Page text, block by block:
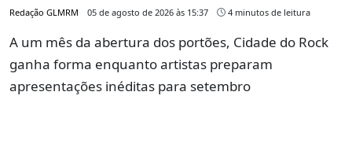
Redação GLMRM 05 de agosto de 2026 às 15:37 4 minutos de leitura
A um mês da abertura dos portões, Cidade do Rock
ganha forma enquanto artistas preparam
apresentações inéditas para setembro